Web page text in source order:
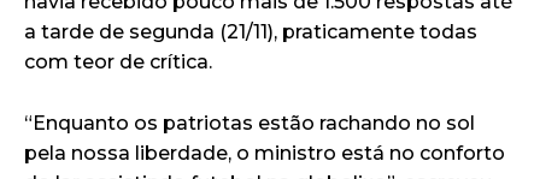
a tarde de segunda (21/11), praticamente todas
com teor de crítica.
“Enquanto os patriotas estão rachando no sol
pela nossa liberdade, o ministro está no conforto